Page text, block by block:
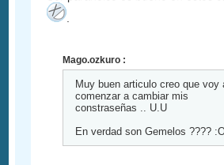
Mago.ozkuro :
Muy buen articulo creo que voy
comenzar a cambiar mis
constraseñas .. U.U
En verdad son Gemelos ????